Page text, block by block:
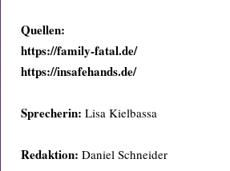
Quellen:
https://family-fatal.de/
https://insafehands.de/
Sprecherin: Lisa Kielbassa
Redaktion: Daniel Schneider